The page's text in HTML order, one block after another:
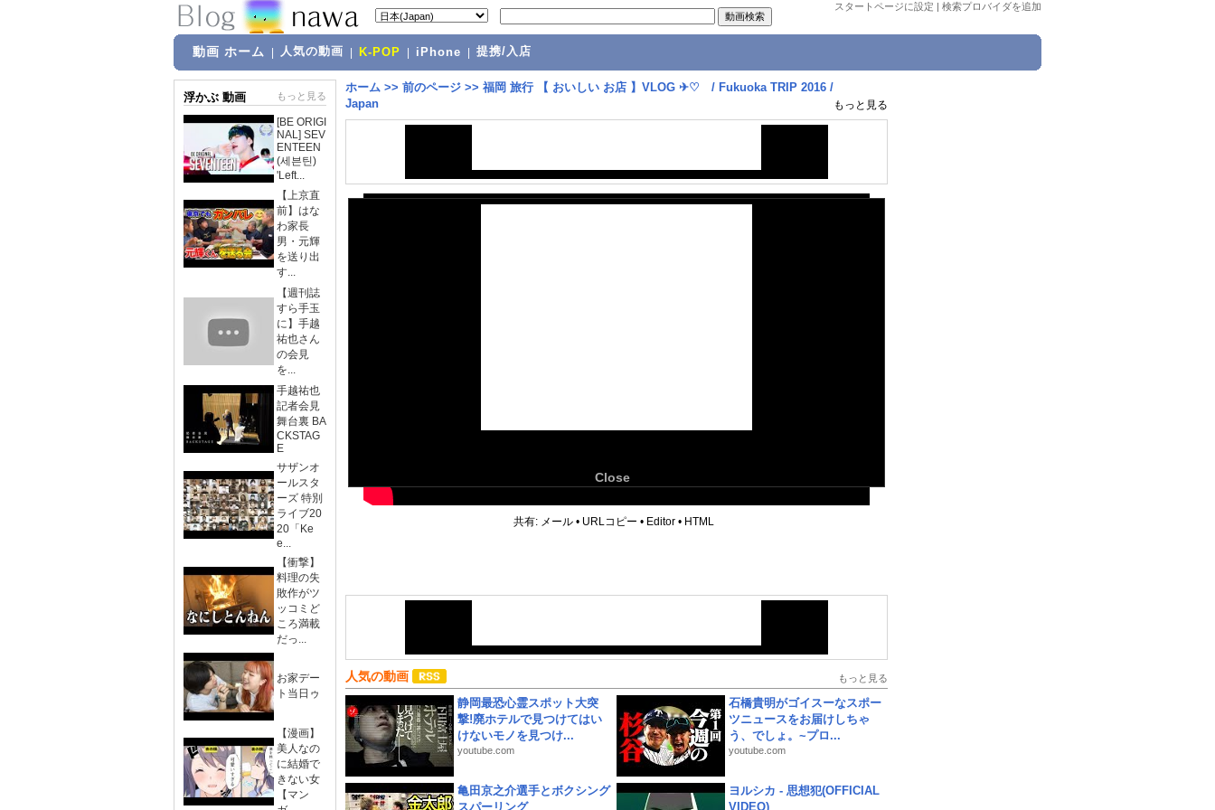
スタートページに設定 | 検索プロバイダを追加
動画 ホーム 人気の動画 K-POP iPhone 提携/入店
浮かぶ 動画 もっと見る
[BE ORIGI
NAL] SEV
ENTEEN
(세븐틴)
'Left...
【上京直
前】はな
わ家長
男・元輝
を送り出
す...
【週刊誌
すら手玉
に】手越
祐也さん
の会見
を...
手越祐也
記者会見
舞台裏 BA
CKSTAG
E
サザンオ
ールスタ
ーズ 特別
ライブ20
20「Ke
e...
【衝撃】
料理の失
敗作がツ
ッコミど
ころ満載
だっ...
お家デー
ト当日ゥ
【漫画】
美人なの
に結婚で
きない女
【マン
ホーム >> 前のページ >> 福岡 旅行 【 おいしい お店 】VLOG ✈♡ / Fukuoka TRIP 2016 /
Japan
もっと見る
Close
共有: メール • URLコピー • Editor • HTML
人気の動画 もっと見る
静岡最恐心霊スポット大突
撃!廃ホテルで見つけてはい
けないモノを見つけ...
youtube.com
石橋貴明がゴイスーなスポー
ツニュースをお届けしちゃ
う、でしょ。~プロ...
youtube.com
亀田京之介選手とボクシング
スパーリング
ヨルシカ - 思想犯(OFFICIAL
VIDEO)